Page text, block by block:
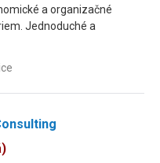
a organizačné
Jednoduché a